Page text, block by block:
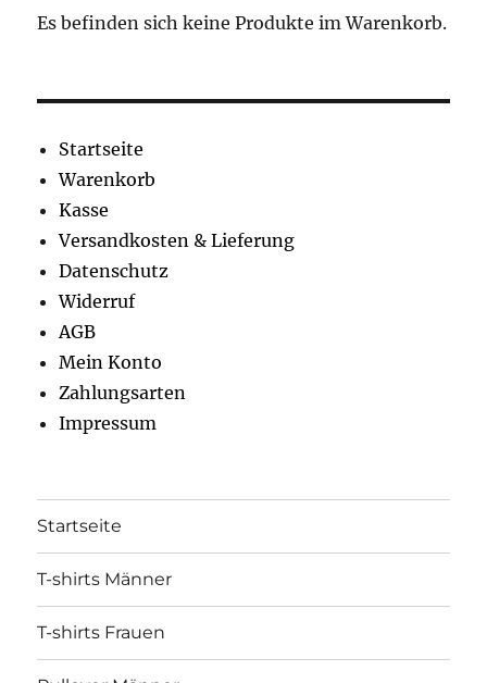
Es befinden sich keine Produkte im Warenkorb.
Startseite
Warenkorb
Kasse
Versandkosten & Lieferung
Datenschutz
Widerruf
AGB
Mein Konto
Zahlungsarten
Impressum
Startseite
T-shirts Männer
T-shirts Frauen